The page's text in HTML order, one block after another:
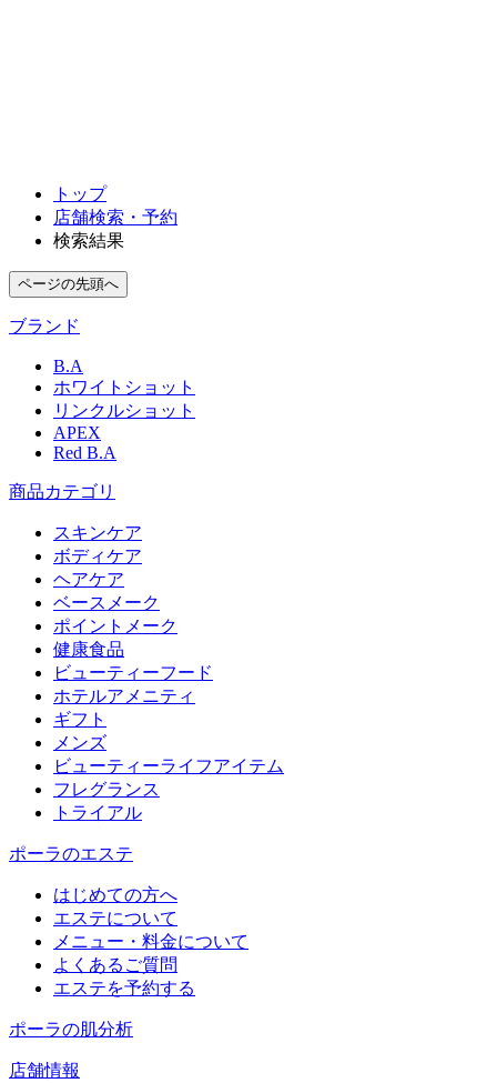
トップ
店舗検索・予約
検索結果
ページの先頭へ
ブランド
B.A
ホワイトショット
リンクルショット
APEX
Red B.A
商品カテゴリ
スキンケア
ボディケア
ヘアケア
​ベースメーク​
ポイントメーク​
健康食品
ビューティーフード
ホテルアメニティ
ギフト
メンズ
ビューティーライフアイテム
フレグランス
トライアル
ポーラのエステ
はじめての方へ
エステについて
メニュー・料金について
よくあるご質問
エステを予約する
ポーラの肌分析
店舗情報